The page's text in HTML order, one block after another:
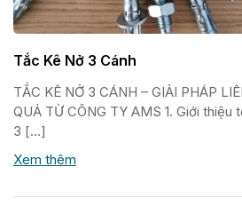
Tắc Kê Nở 3 Cánh
TẮC KÊ NỞ 3 CÁNH – GIẢI PHÁP
QUẢ TỪ CÔNG TY AMS 1. Giới
3 […]
Xem thêm